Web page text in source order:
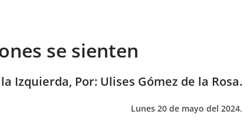
se sienten
Izquierda, Por: Ulises Gómez de la Rosa.
Lunes 20 de mayo del 2024.